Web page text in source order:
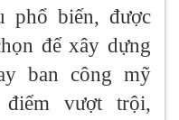
phổ biến, được
để xây dựng
ban công mỹ
vượt trội,